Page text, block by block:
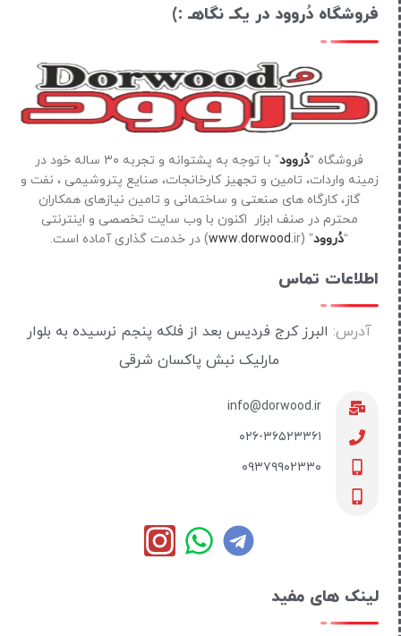
فروشگاه دُروود در یکـ نگاهـ :)
فروشگاه “دُروود
” با توجه به پشتوانه و تجربه ۳۰ ساله خود در
زمینه واردات، تامین و تجهیز کارخانجات، صنایع پتروشیمی ، نفت و
گاز، کارگاه های صنعتی و ساختمانی و تامین نیازهای همکاران
محترم در صنف ابزار اکنون با وب سایت تخصصی و اینترنتی
“دُروود” (
www.dorwood.ir) در خدمت گذاری آماده است.
اطلاعات تماس
آدرس: البرز کرج فردیس بعد از فلکه پنجم نرسیده به بلوار
مارلیک نبش پاکسان شرقی
info@dorwood.ir
۰۲۶-۳۶۵۲۳۳۶۱
۰۹۳۷۹۹۰۲۳۳۰
لینک های مفید